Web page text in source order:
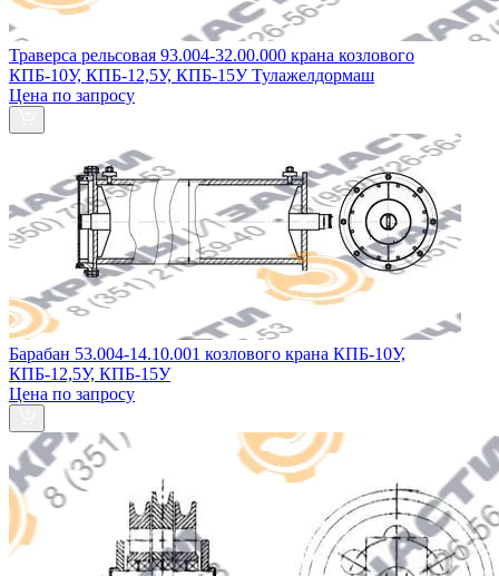
Траверса рельсовая 93.004-32.00.000 крана козлового
КПБ-10У, КПБ-12,5У, КПБ-15У Тулажелдормаш
Цена по запросу
Барабан 53.004-14.10.001 козлового крана КПБ-10У,
КПБ-12,5У, КПБ-15У
Цена по запросу